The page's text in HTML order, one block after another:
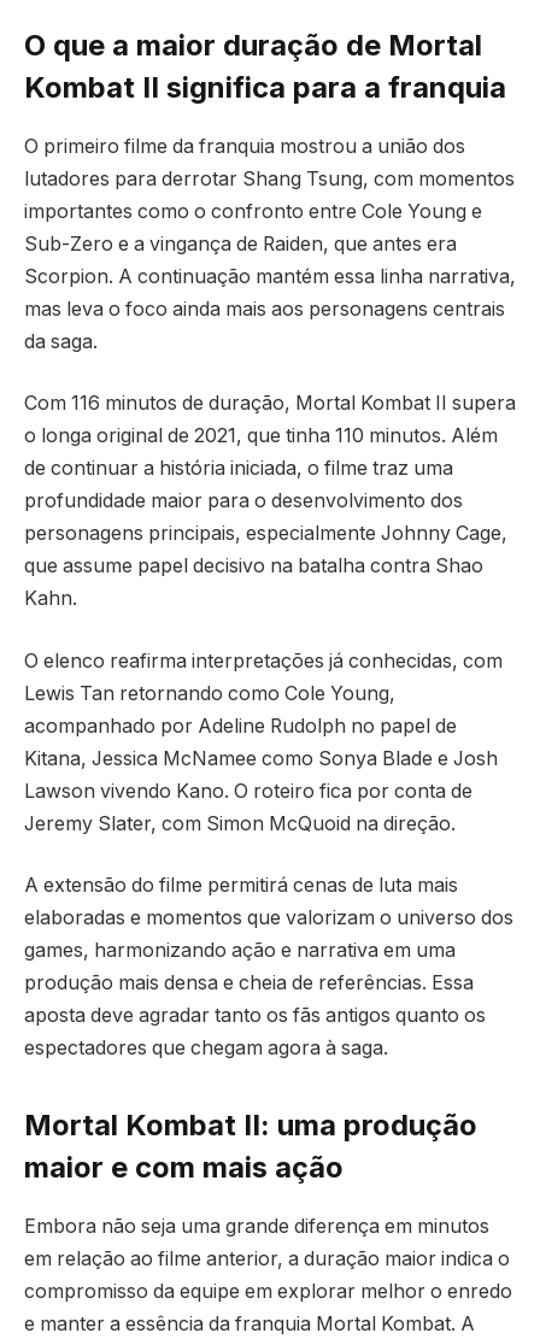
O que a maior duração de Mortal
Kombat II significa para a franquia
O primeiro filme da franquia mostrou a união dos
lutadores para derrotar Shang Tsung, com momentos
importantes como o confronto entre Cole Young e
Sub-Zero e a vingança de Raiden, que antes era
Scorpion. A continuação mantém essa linha narrativa,
mas leva o foco ainda mais aos personagens centrais
da saga.
Com 116 minutos de duração, Mortal Kombat II supera
o longa original de 2021, que tinha 110 minutos. Além
de continuar a história iniciada, o filme traz uma
profundidade maior para o desenvolvimento dos
personagens principais, especialmente Johnny Cage,
que assume papel decisivo na batalha contra Shao
Kahn.
O elenco reafirma interpretações já conhecidas, com
Lewis Tan retornando como Cole Young,
acompanhado por Adeline Rudolph no papel de
Kitana, Jessica McNamee como Sonya Blade e Josh
Lawson vivendo Kano. O roteiro fica por conta de
Jeremy Slater, com Simon McQuoid na direção.
A extensão do filme permitirá cenas de luta mais
elaboradas e momentos que valorizam o universo dos
games, harmonizando ação e narrativa em uma
produção mais densa e cheia de referências. Essa
aposta deve agradar tanto os fãs antigos quanto os
espectadores que chegam agora à saga.
Mortal Kombat II: uma produção
maior e com mais ação
Embora não seja uma grande diferença em minutos
em relação ao filme anterior, a duração maior indica o
compromisso da equipe em explorar melhor o enredo
e manter a essência da franquia Mortal Kombat. A